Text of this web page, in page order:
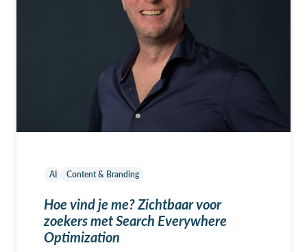
AI Content & Branding
Hoe vind je me? Zichtbaar voor
zoekers met Search Everywhere
Optimization